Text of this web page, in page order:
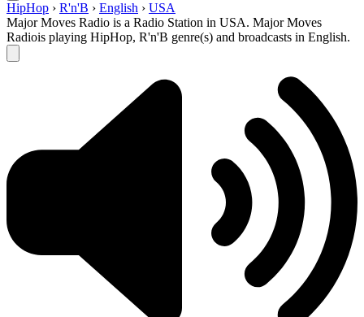
HipHop › R'n'B › English › USA
Major Moves Radio is a Radio Station in USA. Major Moves
Radiois playing HipHop, R'n'B genre(s) and broadcasts in English.